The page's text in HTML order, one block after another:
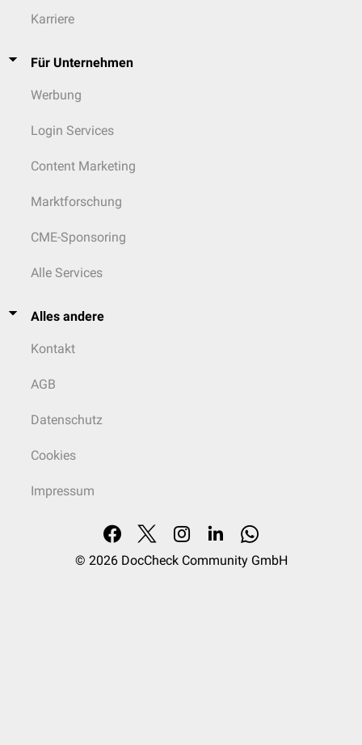
Karriere
Für Unternehmen
Werbung
Login Services
Content Marketing
Marktforschung
CME-Sponsoring
Alle Services
Alles andere
Kontakt
AGB
Datenschutz
Cookies
Impressum
© 2026 DocCheck Community GmbH